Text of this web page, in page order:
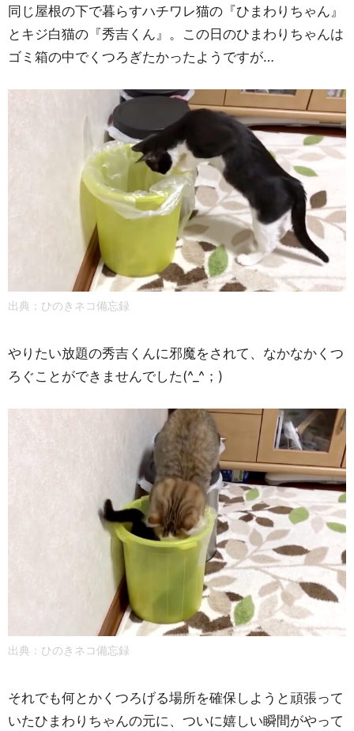
同じ屋根の下で暮らすハチワレ猫の『ひまわりちゃん』
とキジ白猫の『秀吉くん』。この日のひまわりちゃんは
ゴミ箱の中でくつろぎたかったようですが…
出典： ひのきネコ備忘録
やりたい放題の秀吉くんに邪魔をされて、なかなかくつ
ろぐことができませんでした(^_^；)
出典：ひのきネコ備忘録
それでも何とかくつろげる場所を確保しようと頑張って
いたひまわりちゃんの元に、ついに嬉しい瞬間がやって